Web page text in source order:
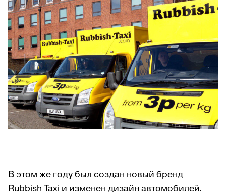
В этом же году был создан новый бренд
Rubbish Taxi и изменен дизайн автомобилей.